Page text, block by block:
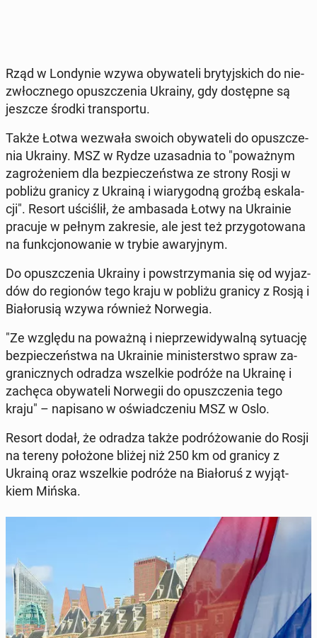
Rząd w Lon­dy­nie wzywa oby­wa­te­li bry­tyj­skich do nie­
zwłocz­ne­go opusz­cze­nia Ukrainy, gdy do­stęp­ne są
jeszcze środki trans­por­tu.
Także Łotwa wezwała swoich oby­wa­te­li do opusz­cze­
nia Ukrainy. MSZ w Rydze uza­sad­nia to "po­waż­nym
za­gro­że­niem dla bez­pie­czeń­stwa ze strony Rosji w
pobliżu granicy z Ukrainą i wia­ry­god­ną groźbą eska­la­
cji". Resort uści­ślił, że am­ba­sa­da Łotwy na Ukra­inie
pracuje w pełnym za­kre­sie, ale jest też przy­go­to­wa­na
na funk­cjo­no­wa­nie w trybie awa­ryj­nym.
Do opusz­cze­nia Ukrainy i po­wstrzy­ma­nia się od wy­jaz­
dów do re­gio­nów tego kraju w pobliżu granicy z Rosją i
Bia­ło­ru­sią wzywa również Nor­we­gia.
"Ze względu na poważną i nie­prze­wi­dy­wal­ną sy­tu­ację
bez­pie­czeń­stwa na Ukra­inie mi­ni­ster­stwo spraw za­
gra­nicz­nych odradza wszel­kie podróże na Ukrainę i
zachęca oby­wa­te­li Nor­we­gii do opusz­cze­nia tego
kraju" – na­pi­sa­no w oświad­cze­niu MSZ w Oslo.
Resort dodał, że odradza także po­dró­żo­wa­nie do Rosji
na tereny po­ło­żo­ne bliżej niż 250 km od granicy z
Ukrainą oraz wszel­kie podróże na Bia­ło­ruś z wy­jąt­
kiem Mińska.